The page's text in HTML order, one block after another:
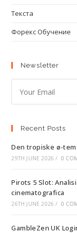
Текста
Форекс Обучение
Newsletter
Recent Posts
Den tropiske ø-
29TH JUNE 2026 / 0
Pirots 5 Slot:
cinematografica
26TH JUNE 2026 / 0
GambleZen UK